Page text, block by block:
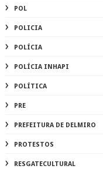
POL
POLICIA
POLÍCIA
POLÍCIA INHAPI
POLÍTICA
PRE
PREFEITURA DE DELMIRO
PROTESTOS
RESGATECULTURAL